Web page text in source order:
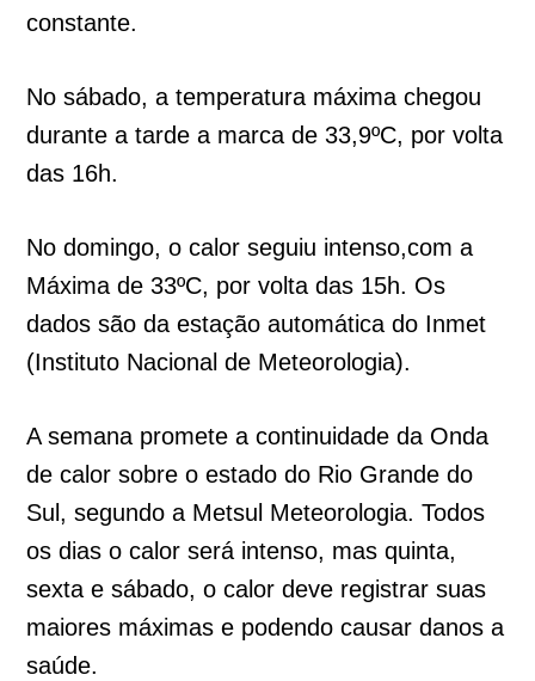
constante.
No sábado, a temperatura máxima chegou
durante a tarde a marca de 33,9ºC, por volta
das 16h.
No domingo, o calor seguiu intenso,com a
Máxima de 33ºC, por volta das 15h. Os
dados são da estação automática do Inmet
(Instituto Nacional de Meteorologia).
A semana promete a continuidade da Onda
de calor sobre o estado do Rio Grande do
Sul, segundo a Metsul Meteorologia. Todos
os dias o calor será intenso, mas quinta,
sexta e sábado, o calor deve registrar suas
maiores máximas e podendo causar danos a
saúde.